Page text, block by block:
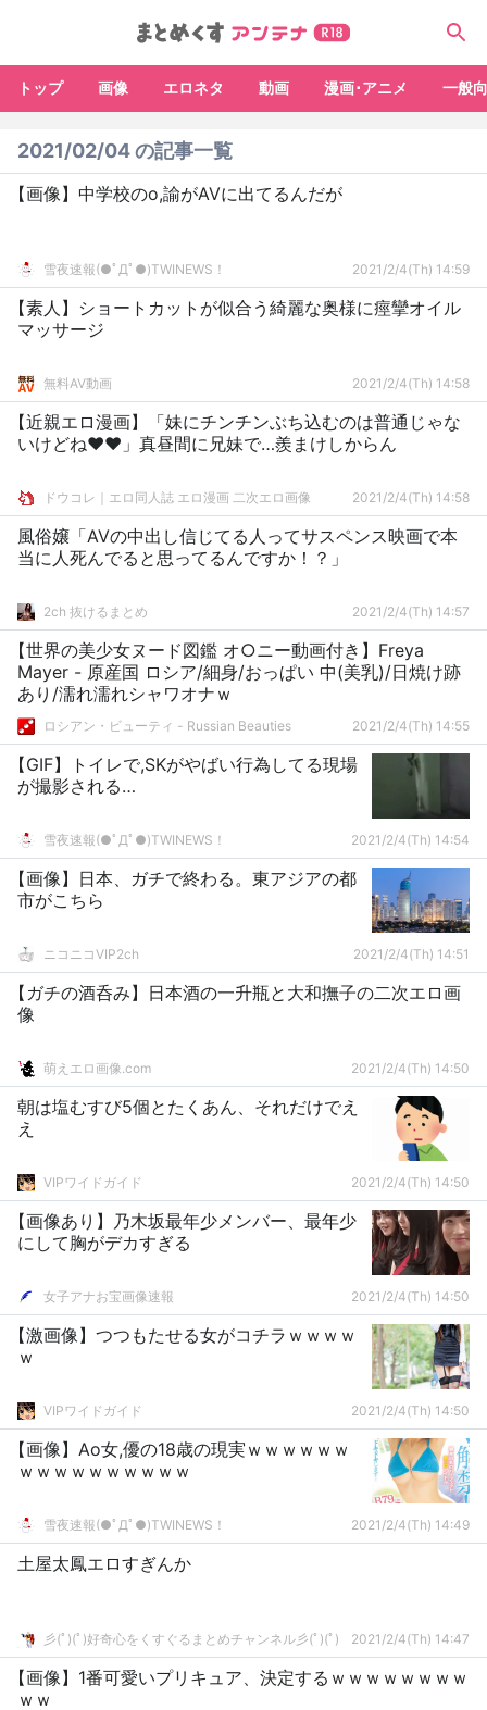
トップ 画像 エロネタ 動画 漫画･アニメ 一般
2021/02/04 の記事一覧
【画像】中学校のo,諭がAVに出てるんだが
雪夜速報(●ﾟДﾟ●)TWINEWS！ 2021/2/4(Th) 14:59
【素人】ショートカットが似合う綺麗な奥様に痙攣オイル
マッサージ
無料AV動画 2021/2/4(Th) 14:58
【近親エロ漫画】「妹にチンチンぶち込むのは普通じゃな
いけどね♥♥」真昼間に兄妹で…羨まけしからん
ドウコレ｜エロ同人誌 エロ漫画 二次エロ画像 2021/2/4(Th) 14:58
風俗嬢「AVの中出し信じてる人ってサスペンス映画で本
当に人死んでると思ってるんですか！？」
2ch 抜けるまとめ 2021/2/4(Th) 14:57
【世界の美少女ヌード図鑑 オ○ニー動画付き】Freya
Mayer - 原産国 ロシア/細身/おっぱい 中(美乳)/日焼け跡
あり/濡れ濡れシャワオナｗ
ロシアン・ビューティ - Russian Beauties 2021/2/4(Th) 14:55
【GIF】トイレで,SKがやばい行為してる現場
が撮影される…
雪夜速報(●ﾟДﾟ●)TWINEWS！ 2021/2/4(Th) 14:54
【画像】日本、ガチで終わる。東アジアの都
市がこちら
ニコニコVIP2ch 2021/2/4(Th) 14:51
【ガチの酒呑み】日本酒の一升瓶と大和撫子の二次エロ画
像
萌えエロ画像.com 2021/2/4(Th) 14:50
朝は塩むすび5個とたくあん、それだけでえ
え
VIPワイドガイド 2021/2/4(Th) 14:50
【画像あり】乃木坂最年少メンバー、最年少
にして胸がデカすぎる
女子アナお宝画像速報 2021/2/4(Th) 14:50
【激画像】つつもたせる女がコチラｗｗｗｗ
ｗ
VIPワイドガイド 2021/2/4(Th) 14:50
【画像】Ao女,優の18歳の現実ｗｗｗｗｗｗ
ｗｗｗｗｗｗｗｗｗｗ
雪夜速報(●ﾟДﾟ●)TWINEWS！ 2021/2/4(Th) 14:49
土屋太鳳エロすぎんか
彡(ﾟ)(ﾟ)好奇心をくすぐるまとめチャンネル彡(ﾟ)(ﾟ) 2021/2/4(Th) 14:47
【画像】1番可愛いプリキュア、決定するｗｗｗｗｗｗｗｗ
ｗｗ